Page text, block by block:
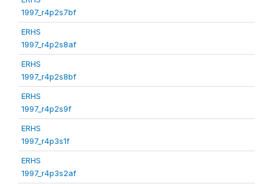
1997_r4p2s7bf
ERHS
1997_r4p2s8af
ERHS
1997_r4p2s8bf
ERHS
1997_r4p2s9f
ERHS
1997_r4p3s1f
ERHS
1997_r4p3s2af